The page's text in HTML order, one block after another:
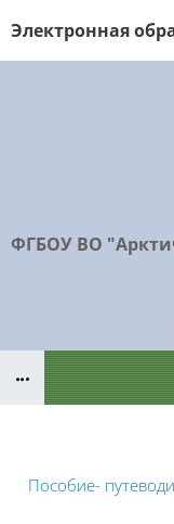
Электронная
ФГБОУ ВО